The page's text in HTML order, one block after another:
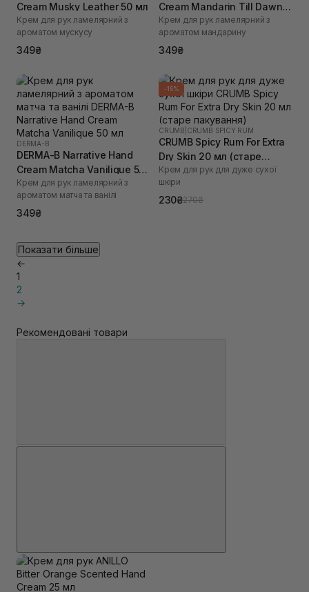
Cream Musky Leather 50 мл
Крем для рук ламелярний з
ароматом мускусу
349₴
Cream Mandarin Till Dawn
50 мл
Крем для рук ламелярний з
ароматом мандарину
349₴
DERMA-B
DERMA-B Narrative Hand
Cream Matcha Vanilique 50
мл
Крем для рук ламелярний з
ароматом матча та ванілі
349₴
-15%
CRUMB CRUMB SPICY RUM
CRUMB Spicy Rum For Extra
Dry Skin 20 мл (старе
пакування)
Крем для рук для дуже сухої
шкіри
230₴270₴
Показати більше
←
1
2
→
Рекомендовані товари